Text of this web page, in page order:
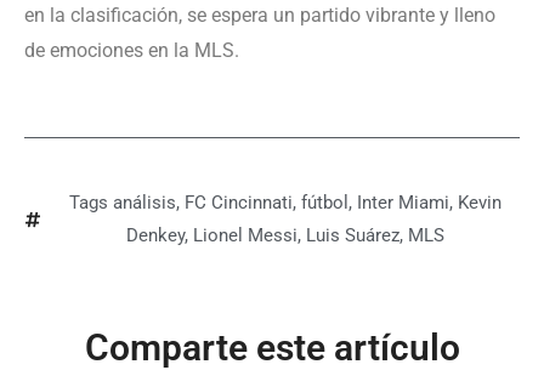
en la clasificación, se espera un partido vibrante y lleno
de emociones en la MLS.
Tags análisis, FC Cincinnati, fútbol , Inter Miami, Kevin
Denkey, Lionel Messi, Luis Suárez, MLS
Comparte este artículo